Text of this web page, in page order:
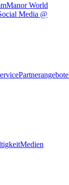
Manor World
Media @
Partnerangebote
Medien